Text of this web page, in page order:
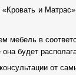
и
мебель в
будет
от